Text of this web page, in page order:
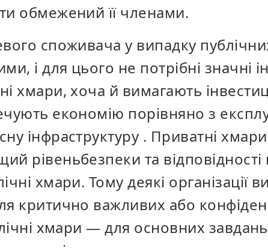
обмежений її членами.
споживача у випадку
і для цього не потрібні значні
хмари, хоча й вимагають
економію порівняно з
інфраструктуру . Приватні
рівеньбезпеки та
хмари. Тому деякі організації
критично важливих або
хмари — для основних